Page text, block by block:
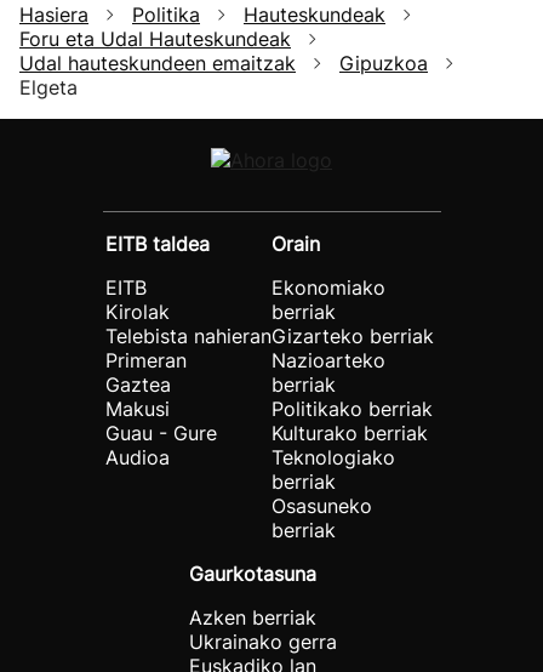
Hasiera Politika
Hauteskundeak
Foru eta Udal Hauteskundeak
Udal hauteskundeen emaitzak
Gipuzkoa
Elgeta
EITB taldea
EITB
Kirolak
Telebista nahieran
Primeran
Gaztea
Makusi
Guau - Gure
Audioa
Orain
Ekonomiako
berriak
Gizarteko berriak
Nazioarteko
berriak
Politikako berriak
Kulturako berriak
Teknologiako
berriak
Osasuneko
berriak
Gaurkotasuna
Azken berriak
Ukrainako gerra
Euskadiko lan